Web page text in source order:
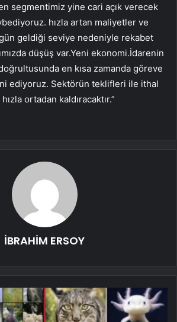
segmentimiz yine cari açık verecek
hızla artan maliyetler ve
geldiği seviye nedeniyle rekabet
düşüş var.Yeni ekonomi.İdarenin
en kısa zamanda göreve
ediyoruz. Sektörün teklifleri ile ithal
ortadan kaldıracaktır.”
İBRAHİM ERSOY